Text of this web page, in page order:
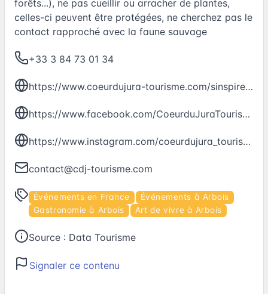
forêts...), ne pas cueillir ou arracher de plantes,
celles-ci peuvent être protégées, ne cherchez pas le
contact rapproché avec la faune sauvage
+33 3 84 73 01 34
https://www.coeurdujura-tourisme.com/sinspirer/les-grands-evenements/festival-de-la-randonnee-jura-arbois-poligny-salins/
https://www.facebook.com/CoeurduJuraTourisme/
https://www.instagram.com/coeurdujura_tourisme/
contact@cdj-tourisme.com
Événements en France
Événements à Arbois
Gastronomie à Arbois
Art de vivre à Arbois
Source : Data Tourisme
Signaler ce contenu